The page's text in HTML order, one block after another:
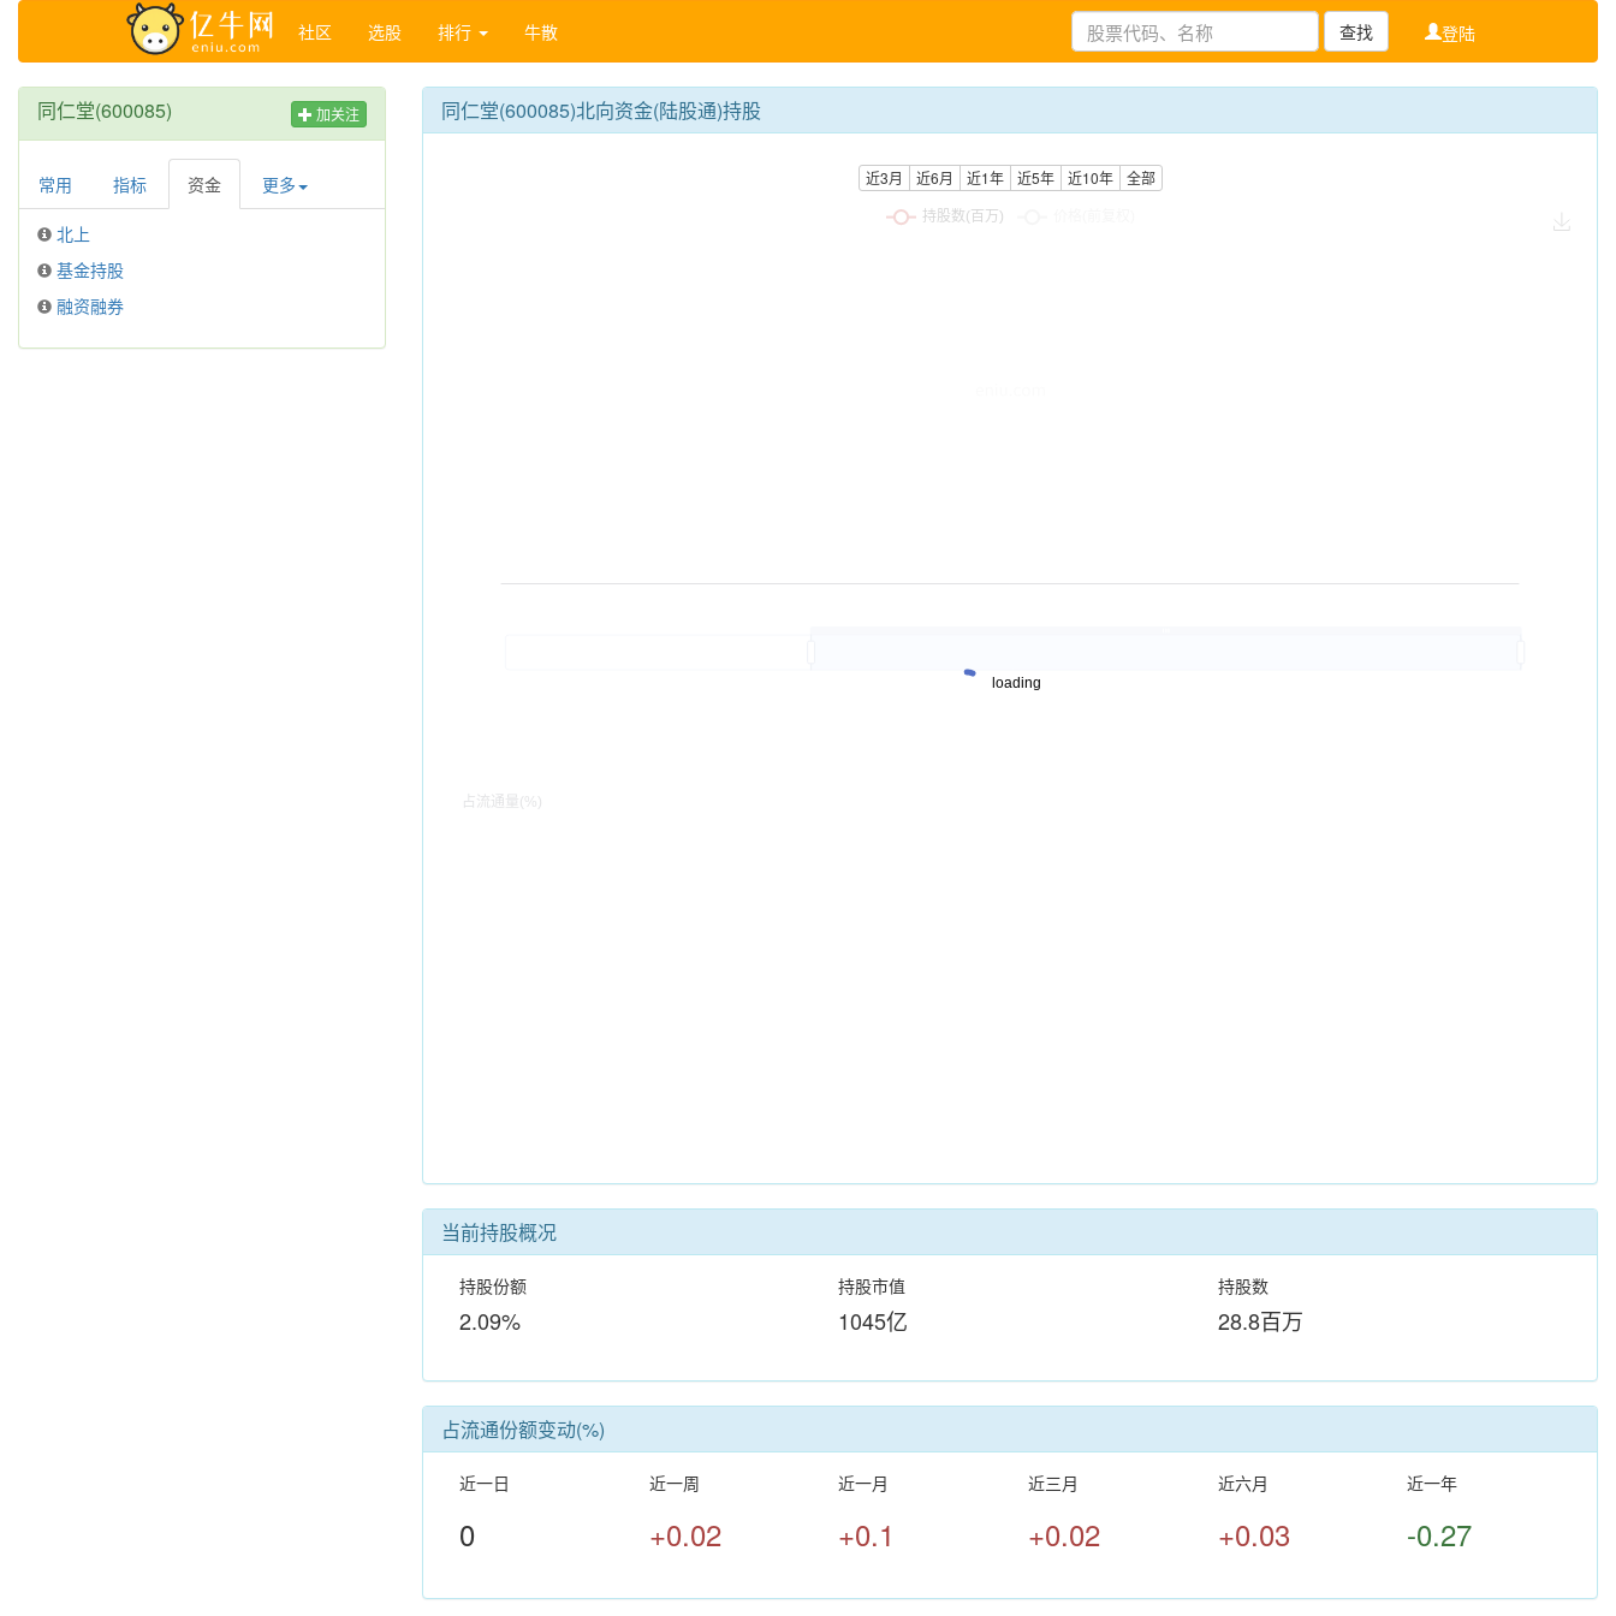
社区 选股 排行 牛散 登陆
查找
同仁堂(600085) 加关注
常用 指标 资金 更多
北上
基金持股
融资融券
同仁堂(600085)北向资金(陆股通)持股
近3月 近6月 近1年 近5年 近10年 全部
当前持股概况
持股份额
2.09%
持股市值
1045亿
持股数
28.8百万
占流通份额变动(%)
近一日
0
近一周
+0.02
近一月
+0.1
近三月
+0.02
近六月
+0.03
近一年
-0.27